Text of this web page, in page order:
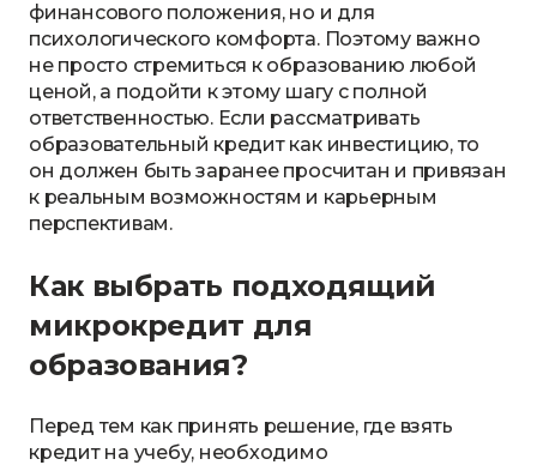
финансового положения, но и для
психологического комфорта. Поэтому важно
не просто стремиться к образованию любой
ценой, а подойти к этому шагу с полной
ответственностью. Если рассматривать
образовательный кредит как инвестицию, то
он должен быть заранее просчитан и привязан
к реальным возможностям и карьерным
перспективам.
Как выбрать подходящий
микрокредит для
образования?
Перед тем как принять решение, где взять
кредит на учебу, необходимо